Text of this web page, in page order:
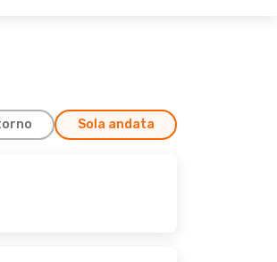
Sola andata